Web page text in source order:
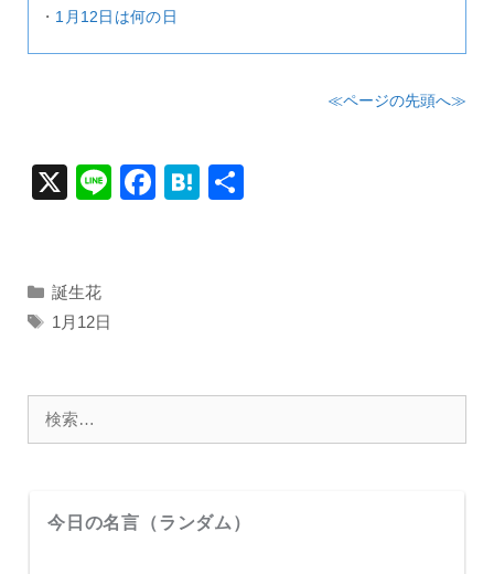
・ 1月12日は何の日
≪ページの先頭へ≫
X
Li
F
o
H
カ
テ
ゴ
誕生花
タ
1月12日
今日の名言（ランダム）